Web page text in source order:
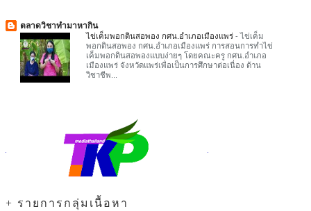
ตลาดวิชาทำมาหากิน
ไข่เค็มพอกดินสอพอง กศน.อำเภอเมืองแพร่ -ไข่เค็ม
พอกดินสอพอง กศน.อำเภอเมืองแพร่ การสอนการทำไข่
เค็มพอกดินสอพองแบบง่ายๆ โดยคณะครู กศน.อำเภอ
เมืองแพร่ จังหวัดแพร่เพื่อเป็นการศึกษาต่อเนื่อง ด้าน
วิชาชีพ...
+ รายการกลุ่มเนื้อหา